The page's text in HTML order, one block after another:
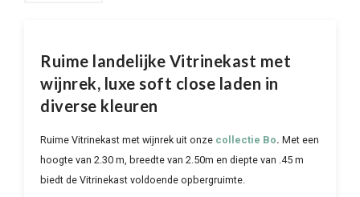
Ruime landelijke Vitrinekast met
wijnrek, luxe soft close laden in
diverse kleuren
Ruime Vitrinekast met wijnrek uit onze collectie Bo. Met een
hoogte van 2.30 m, breedte van 2.50m en diepte van .45 m
biedt de Vitrinekast voldoende opbergruimte.